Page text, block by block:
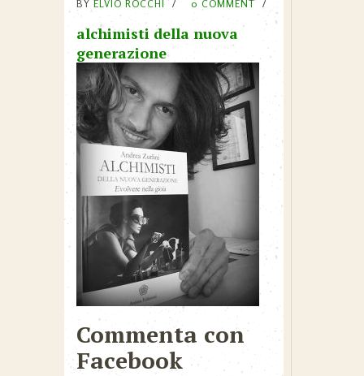
BY ELVIO ROCCHI 0 COMMENT
alchimisti della nuova
generazione
Commenta con
Facebook